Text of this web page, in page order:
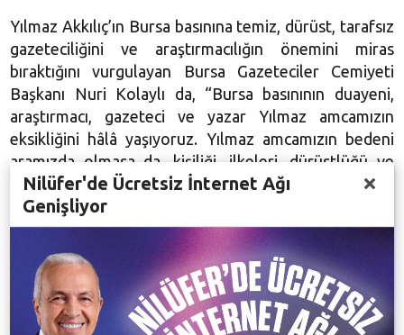
Yılmaz Akkılıç’ın Bursa basınına temiz, dürüst, tarafsız
gazeteciliğini ve araştırmacılığın önemini miras
bıraktığını vurgulayan Bursa Gazeteciler Cemiyeti
Başkanı Nuri Kolaylı da, “Bursa basınının duayeni,
araştırmacı, gazeteci ve yazar Yılmaz amcamızın
eksikliğini hâlâ yaşıyoruz. Yılmaz amcamızın bedeni
aramızda olmasa da, kişiliği, ilkeleri, dürüstlüğü ve
Türkçeyi doğru kullanımıyla hep aramızda yaşıyor.
Bursa Defteri, dört ciltlik Bursa Ansiklopedisi ve
Kurtuluş Savaşı’nda Bursa gibi birçok yapıta imza atan
Yılmaz Akkılıç, binlerce kitabını benzersiz belgelerini
ve iki dairesini de Bursa Gazeteciler Cemiyeti’ne
bağışlayarak AkkılıçKütüphanesinin oluşmasını
sağladı,” şeklinde konuştu.
Nilüfer'de Ücretsiz İnternet Ağı
Genişliyor